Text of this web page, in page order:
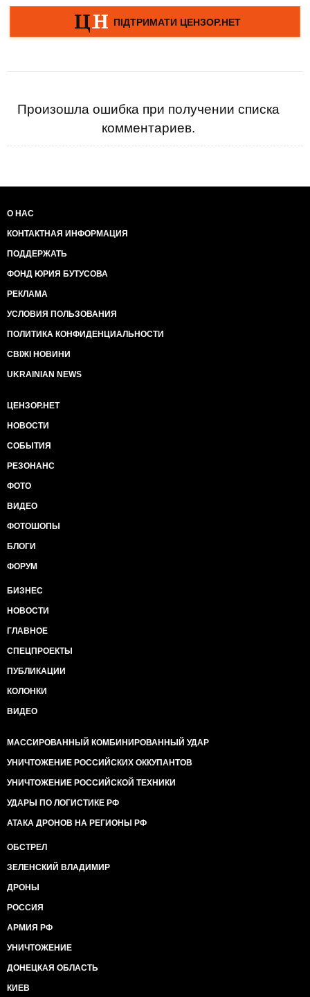
Произошла ошибка при получении списка
комментариев.
О НАС
КОНТАКТНАЯ ИНФОРМАЦИЯ
ПОДДЕРЖАТЬ
ФОНД ЮРИЯ БУТУСОВА
РЕКЛАМА
УСЛОВИЯ ПОЛЬЗОВАНИЯ
ПОЛИТИКА КОНФИДЕНЦИАЛЬНОСТИ
СВІЖІ НОВИНИ
UKRAINIAN NEWS
ЦЕНЗОР.НЕТ
НОВОСТИ
СОБЫТИЯ
РЕЗОНАНС
ФОТО
ВИДЕО
ФОТОШОПЫ
БЛОГИ
ФОРУМ
БИЗНЕС
НОВОСТИ
ГЛАВНОЕ
СПЕЦПРОЕКТЫ
ПУБЛИКАЦИИ
КОЛОНКИ
ВИДЕО
МАССИРОВАННЫЙ КОМБИНИРОВАННЫЙ УДАР
УНИЧТОЖЕНИЕ РОССИЙСКИХ ОККУПАНТОВ
УНИЧТОЖЕНИЕ РОССИЙСКОЙ ТЕХНИКИ
УДАРЫ ПО ЛОГИСТИКЕ РФ
АТАКА ДРОНОВ НА РЕГИОНЫ РФ
ОБСТРЕЛ
ЗЕЛЕНСКИЙ ВЛАДИМИР
ДРОНЫ
РОССИЯ
АРМИЯ РФ
УНИЧТОЖЕНИЕ
ДОНЕЦКАЯ ОБЛАСТЬ
КИЕВ